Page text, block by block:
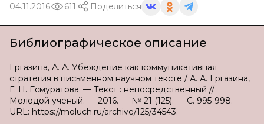
04.11.2016 611 Поделиться
Библиографическое описание
Ергазина, А. А. Убеждение как коммуникативная
стратегия в письменном научном тексте / А. А. Ергазина,
Г. Н. Есмуратова. — Текст : непосредственный //
Молодой ученый. — 2016. — № 21 (125). — С. 995-998. —
URL: https://moluch.ru/archive/125/34543.